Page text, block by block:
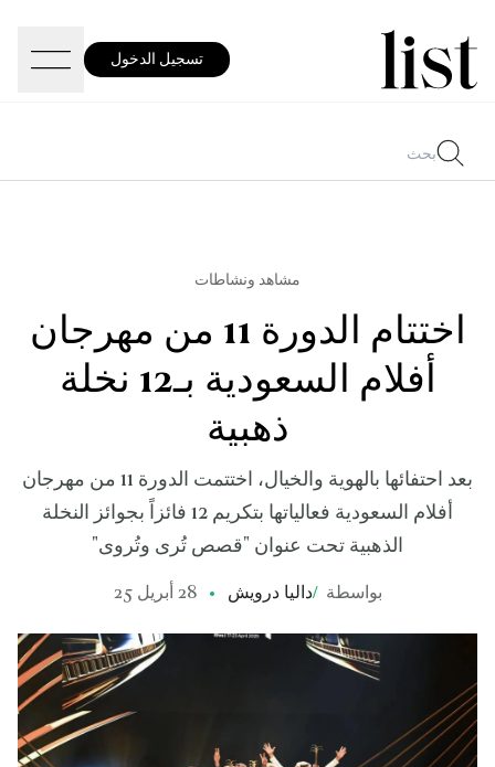
تسجيل الدخول
مشاهد ونشاطات
اختتام الدورة 11 من مهرجان
أفلام السعودية بـ12 نخلة
ذهبية
بعد احتفائها بالهوية والخيال، اختتمت الدورة 11 من مهرجان
أفلام السعودية فعالياتها بتكريم 12 فائزاً بجوائز النخلة
الذهبية تحت عنوان "قصص تُرى وتُروى"
بواسطة /داليا درويش 28 أبريل 25